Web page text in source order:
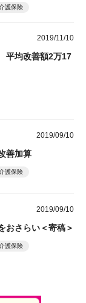
護保険
2019/11/10
平均改善額2万17
2019/09/10
善加算
護保険
2019/09/10
おさらい＜寄稿＞
護保険